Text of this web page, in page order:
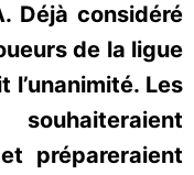
Déjà considéré
de la ligue
l’unanimité. Les
prépareraient